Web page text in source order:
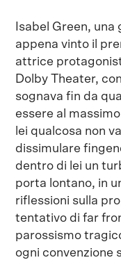
Isabel Green,
appena vinto il
attrice
Dolby Theater,
sognava fin da
essere al
lei qualcosa non
dissimulare
dentro di lei un
porta lontano, in
riflessioni sulla
tentativo di far
parossismo
ogni convenzione